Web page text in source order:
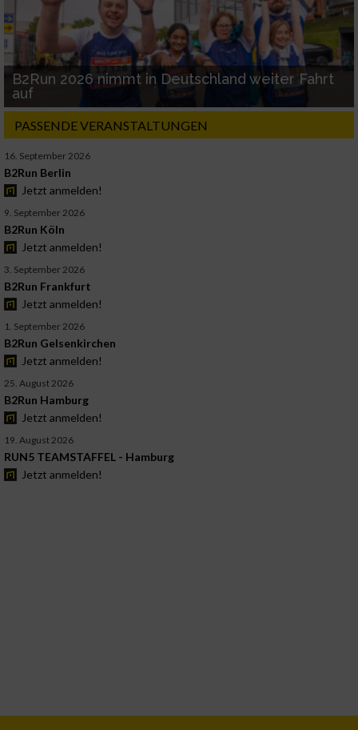
B2Run 2026 nimmt in Deutschland weiter Fahrt
auf
PASSENDE VERANSTALTUNGEN
16. September 2026
B2Run Berlin
Jetzt anmelden!
9. September 2026
B2Run Köln
Jetzt anmelden!
3. September 2026
B2Run Frankfurt
Jetzt anmelden!
1. September 2026
B2Run Gelsenkirchen
Jetzt anmelden!
25. August 2026
B2Run Hamburg
Jetzt anmelden!
19. August 2026
RUN5 TEAMSTAFFEL - Hamburg
Jetzt anmelden!